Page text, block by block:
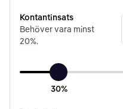
Kontantinsats
Behöver vara minst
20%.
30%